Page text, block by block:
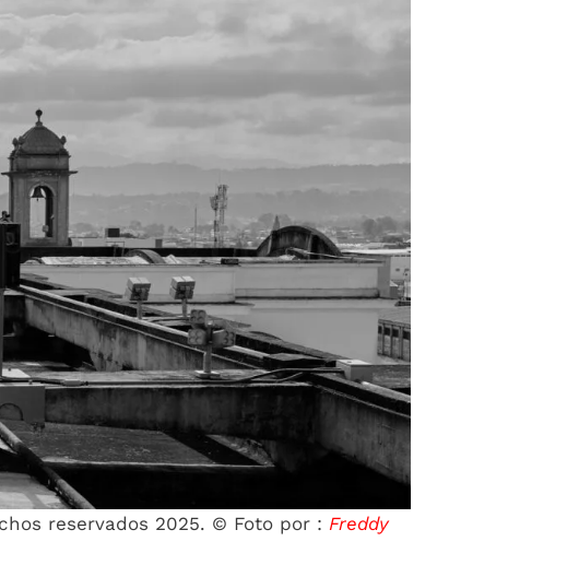
reservados 2025. © Foto por : Freddy